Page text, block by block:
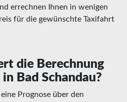
errechnen Ihnen in wenigen
für die gewünschte Taxifahrt
die Berechnung
Bad Schandau?
Prognose über den